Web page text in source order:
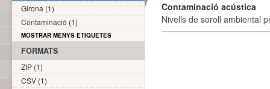
Contaminació acústica
Nivells de soroll ambiental
Girona (1)
Contaminació (1)
MOSTRAR MENYS ETIQUETES
FORMATS
ZIP (1)
CSV (1)